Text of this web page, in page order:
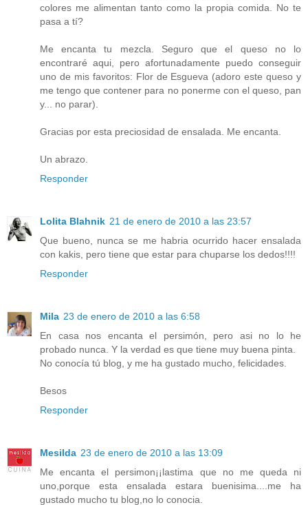
colores me alimentan tanto como la propia comida. No te
pasa a tí?
Me encanta tu mezcla. Seguro que el queso no lo
encontraré aqui, pero afortunadamente puedo conseguir
uno de mis favoritos: Flor de Esgueva (adoro este queso y
me tengo que contener para no ponerme con el queso, pan
y... no parar).
Gracias por esta preciosidad de ensalada. Me encanta.
Un abrazo.
Responder
Lolita Blahnik 21 de enero de 2010 a las 23:57
Que bueno, nunca se me habria ocurrido hacer ensalada
con kakis, pero tiene que estar para chuparse los dedos!!!!
Responder
Mila 23 de enero de 2010 a las 6:58
En casa nos encanta el persimón, pero asi no lo he
probado nunca. Y la verdad es que tiene muy buena pinta.
No conocía tú blog, y me ha gustado mucho, felicidades.
Besos
Responder
Mesilda 23 de enero de 2010 a las 13:09
Me encanta el persimon¡¡lastima que no me queda ni
uno,porque esta ensalada estara buenisima....me ha
gustado mucho tu blog,no lo conocia.